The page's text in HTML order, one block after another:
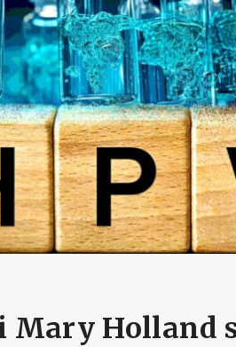
Mary Holland